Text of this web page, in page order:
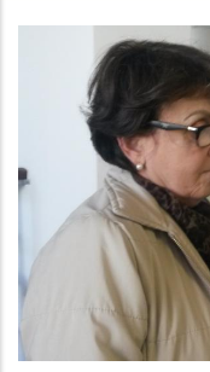
navegação